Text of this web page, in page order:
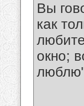
Вы
как
окно;